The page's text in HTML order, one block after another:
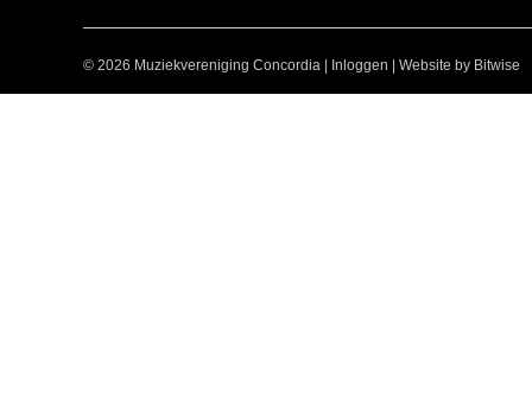
© 2026 Muziekvereniging Concordia Inloggen Website by Bitwise